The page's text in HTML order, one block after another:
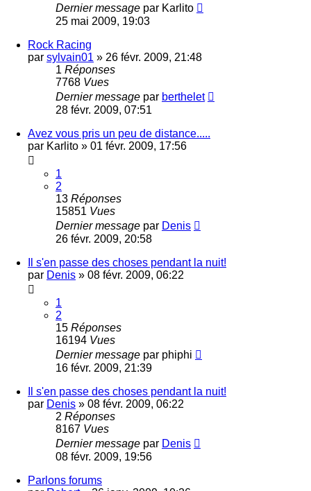
Dernier message par Karlito
25 mai 2009, 19:03
Rock Racing
par sylvain01 » 26 févr. 2009, 21:48
1 Réponses
7768 Vues
Dernier message par berthelet
28 févr. 2009, 07:51
Avez vous pris un peu de distance.....
par Karlito » 01 févr. 2009, 17:56
1
2
13 Réponses
15851 Vues
Dernier message par Denis
26 févr. 2009, 20:58
Il s'en passe des choses pendant la nuit!
par Denis » 08 févr. 2009, 06:22
1
2
15 Réponses
16194 Vues
Dernier message par phiphi
16 févr. 2009, 21:39
Il s'en passe des choses pendant la nuit!
par Denis » 08 févr. 2009, 06:22
2 Réponses
8167 Vues
Dernier message par Denis
08 févr. 2009, 19:56
Parlons forums